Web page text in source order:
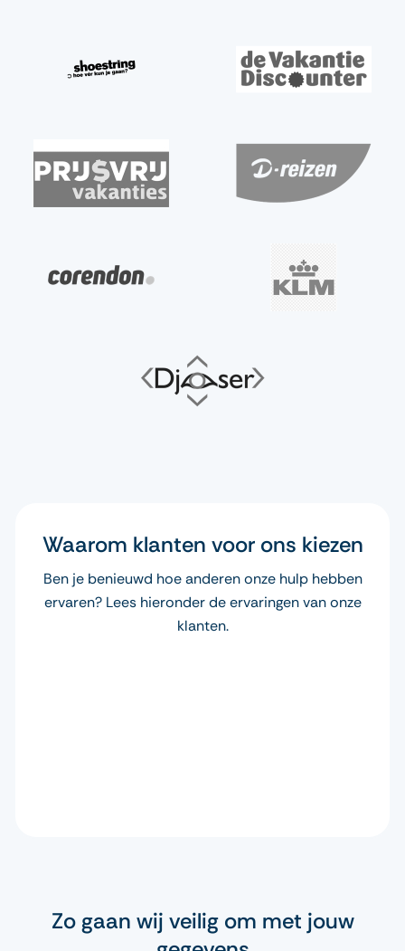
Waarom klanten voor ons kiezen
Ben je benieuwd hoe anderen onze hulp hebben
ervaren? Lees hieronder de ervaringen van onze
klanten.
Zo gaan wij veilig om met jouw